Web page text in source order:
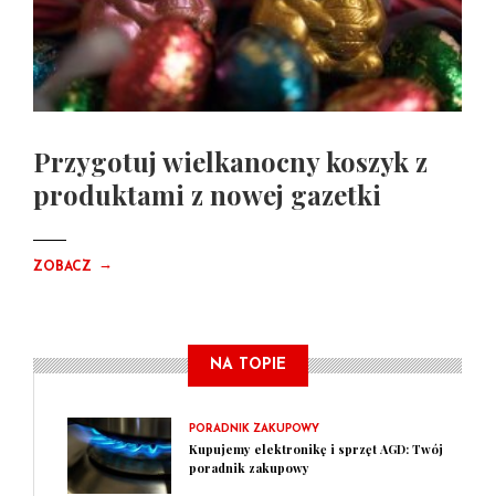
Przygotuj wielkanocny koszyk z
produktami z nowej gazetki
ZOBACZ →
NA TOPIE
PORADNIK ZAKUPOWY
Kupujemy elektronikę i sprzęt AGD: Twój
poradnik zakupowy